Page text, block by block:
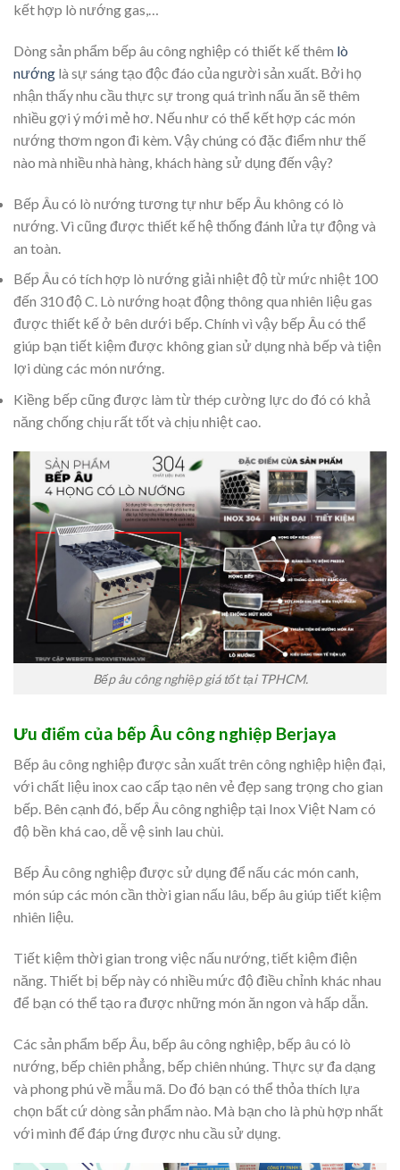
kết hợp lò nướng gas,…
Dòng sản phẩm bếp âu công nghiệp có thiết kế thêm lò
nướng là sự sáng tạo độc đáo của người sản xuất. Bởi họ
nhận thấy nhu cầu thực sự trong quá trình nấu ăn sẽ thêm
nhiều gợi ý mới mẻ hơ. Nếu như có thể kết hợp các món
nướng thơm ngon đi kèm. Vậy chúng có đặc điểm như thế
nào mà nhiều nhà hàng, khách hàng sử dụng đến vậy?
Bếp Âu có lò nướng tương tự như bếp Âu không có lò
nướng. Vì cũng được thiết kế hệ thống đánh lửa tự động và
an toàn.
Bếp Âu có tích hợp lò nướng giải nhiệt độ từ mức nhiệt 100
đến 310 độ C. Lò nướng hoạt động thông qua nhiên liệu gas
được thiết kế ở bên dưới bếp. Chính vì vậy bếp Âu có thể
giúp bạn tiết kiệm được không gian sử dụng nhà bếp và tiện
lợi dùng các món nướng.
Kiềng bếp cũng được làm từ thép cường lực do đó có khả
năng chống chịu rất tốt và chịu nhiệt cao.
Bếp âu công nghiệp giá tốt tại TPHCM.
Ưu điểm của bếp Âu công nghiệp Berjaya
Bếp âu công nghiệp được sản xuất trên công nghiệp hiện đại,
với chất liệu inox cao cấp tạo nên vẻ đẹp sang trọng cho gian
bếp. Bên cạnh đó, bếp Âu công nghiệp tại Inox Việt Nam có
độ bền khá cao, dễ vệ sinh lau chùi.
Bếp Âu công nghiệp được sử dụng để nấu các món canh,
món súp các món cần thời gian nấu lâu, bếp âu giúp tiết kiệm
nhiên liệu.
Tiết kiệm thời gian trong việc nấu nướng, tiết kiệm điện
năng. Thiết bị bếp này có nhiều mức độ điều chỉnh khác nhau
để bạn có thể tạo ra được những món ăn ngon và hấp dẫn.
Các sản phẩm bếp Âu, bếp âu công nghiệp, bếp âu có lò
nướng, bếp chiên phẳng, bếp chiên nhúng. Thực sự đa dạng
và phong phú về mẫu mã. Do đó bạn có thể thỏa thích lựa
chọn bất cứ dòng sản phẩm nào. Mà bạn cho là phù hợp nhất
với mình để đáp ứng được nhu cầu sử dụng.